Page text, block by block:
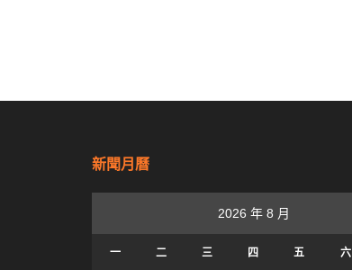
新聞月曆
2026 年 8 月
一 二 三 四 五 六